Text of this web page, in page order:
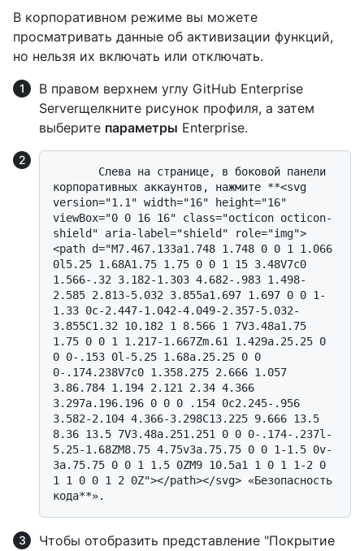
В корпоративном режиме вы можете
просматривать данные об активизации функций,
но нельзя их включать или отключать.
В правом верхнем углу GitHub Enterprise
Serverщелкните рисунок профиля, а затем
выберите параметры Enterprise.
корпоративных аккаунтов, нажмите **<svg
version="1.1" width="16" height="16"
viewBox="0 0 16 16" class="octicon octicon-
shield" aria-label="shield" role="img">
<path d="M7.467.133a1.748 1.748 0 0 1 1.066
0l5.25 1.68A1.75 1.75 0 0 1 15 3.48V7c0
1.566-.32 3.182-1.303 4.682-.983 1.498-
2.585 2.813-5.032 3.855a1.697 1.697 0 0 1-
1.33 0c-2.447-1.042-4.049-2.357-5.032-
3.855C1.32 10.182 1 8.566 1 7V3.48a1.75
1.75 0 0 1 1.217-1.667Zm.61 1.429a.25.25 0
0 0-.153 0l-5.25 1.68a.25.25 0 0
0-.174.238V7c0 1.358.275 2.666 1.057
3.86.784 1.194 2.121 2.34 4.366
3.297a.196.196 0 0 0 .154 0c2.245-.956
3.582-2.104 4.366-3.298C13.225 9.666 13.5
8.36 13.5 7V3.48a.251.251 0 0 0-.174-.237l-
5.25-1.68ZM8.75 4.75v3a.75.75 0 0 1-1.5 0v-
3a.75.75 0 0 1 1.5 0ZM9 10.5a1 1 0 1 1-2 0
1 1 0 0 1 2 0Z"></path></svg> «Безопасность
Чтобы отобразить представление "Покрытие